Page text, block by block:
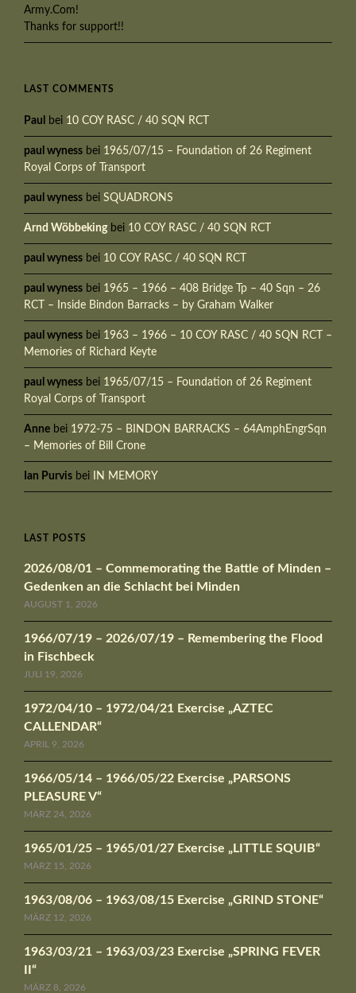
Army.Com!
Thanks for support!!
LAST COMMENTS
Paul bei 10 COY RASC / 40 SQN RCT
paul wyness bei 1965/07/15 – Foundation of 26 Regiment
Royal Corps of Transport
paul wyness bei SQUADRONS
Arnd Wöbbekingbei 10 COY RASC / 40 SQN RCT
paul wyness bei 10 COY RASC / 40 SQN RCT
paul wyness bei 1965 – 1966 – 408 Bridge Tp – 40 Sqn – 26
RCT – Inside Bindon Barracks – by Graham Walker
paul wyness bei 1963 – 1966 – 10 COY RASC / 40 SQN RCT –
Memories of Richard Keyte
paul wyness bei 1965/07/15 – Foundation of 26 Regiment
Royal Corps of Transport
Anne bei 1972-75 – BINDON BARRACKS – 64AmphEngrSqn
– Memories of Bill Crone
Ian Purvis bei IN MEMORY
LAST POSTS
2026/08/01 – Commemorating the Battle of Minden –
Gedenken an die Schlacht bei Minden
AUGUST 1, 2026
1966/07/19 – 2026/07/19 – Remembering the Flood
in Fischbeck
JULI 19, 2026
1972/04/10 – 1972/04/21 Exercise „AZTEC
CALLENDAR“
APRIL 9, 2026
1966/05/14 – 1966/05/22 Exercise „PARSONS
PLEASURE V“
MÄRZ 24, 2026
1965/01/25 – 1965/01/27 Exercise „LITTLE SQUIB“
MÄRZ 15, 2026
1963/08/06 – 1963/08/15 Exercise „GRIND STONE“
MÄRZ 12, 2026
1963/03/21 – 1963/03/23 Exercise „SPRING FEVER
II“
MÄRZ 8, 2026